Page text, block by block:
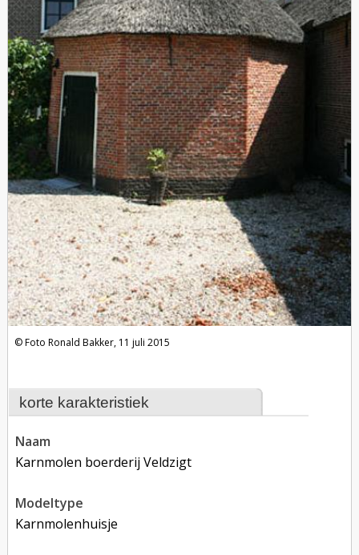
korte karakteristiek
naam
Karnmolen boerderij Veldzigt
modeltype
karnmolenhuisje
Foto Ronald Bakker, 11 juli 2015